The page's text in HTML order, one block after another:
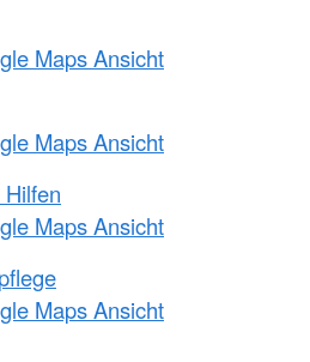
Maps Ansicht
Maps Ansicht
Maps Ansicht
Maps Ansicht